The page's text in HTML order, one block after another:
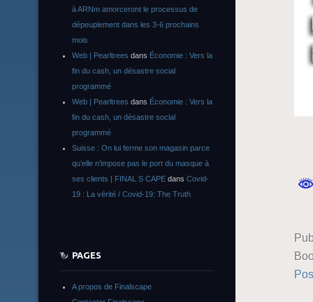
à ARNm amorceront le processus de
dépeuplement dans les 3-6 prochains
mois
Web | Pearltrees dans Économie : Vers la
fin du cash, un désastre social
programmé
Web | Pearltrees dans Économie : Vers la
fin du cash, un désastre social
programmé
Suisse : On lui ferme son magasin parce
qu’elle n’impose pas le port du masque à
ses clients | FINAL S CAPE dans Covid-
19 : La vérité / Covid-19: The Truth
PAGES
A propos de Finalscape